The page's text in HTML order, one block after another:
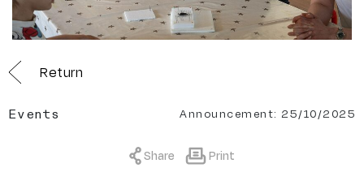
Return
Events Announcement: 25/10/2025
Share Print